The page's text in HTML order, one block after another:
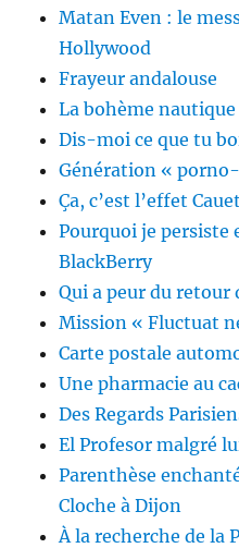
Matan Even : le
Hollywood
Frayeur andalouse
La bohème
Dis-moi ce que tu
Génération «
Ça, c’est l’effet Cauet
Pourquoi je persiste
BlackBerry
Qui a peur du retour
Mission « Fluctuat
Carte postale
Une pharmacie au
Des Regards
El Profesor malgré
Parenthèse
Cloche à Dijon
À la recherche de la